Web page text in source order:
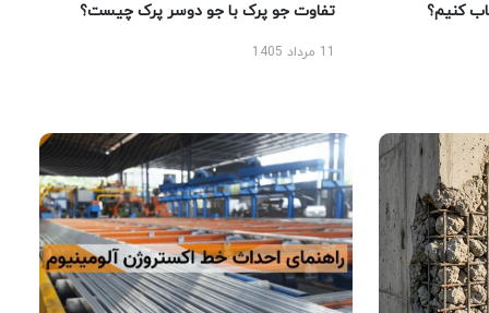
کنیم؟ تفاوت جو پرک با جو دوسر پرک چیست؟